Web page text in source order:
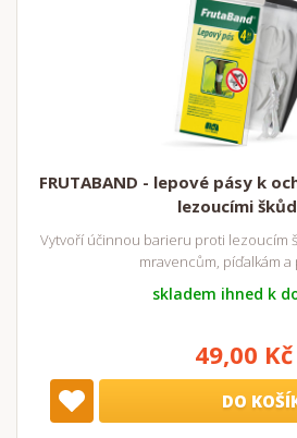
FRUTABAND - lepové pásy k
lezoucími
Vytvoří účinnou barieru proti lezoucím
mravencům, píďalkám a
skladem ihned k
49,00 Kč
DO